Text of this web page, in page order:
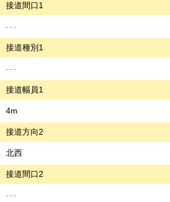
接道間口1
---
接道種別1
---
接道幅員1
4m
接道方向2
北西
接道間口2
---